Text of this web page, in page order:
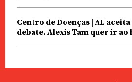
Centro de Doenças | AL
debate. Alexis Tam quer ir ao